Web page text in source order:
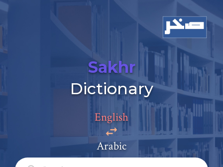
Sakhr
Dictionary
English
Arabic
Add a comment